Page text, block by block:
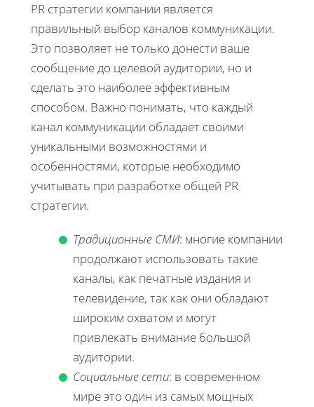
PR стратегии компании является
правильный выбор каналов коммуникации.
Это позволяет не только донести ваше
сообщение до целевой аудитории, но и
сделать это наиболее эффективным
способом. Важно понимать, что каждый
канал коммуникации обладает своими
уникальными возможностями и
особенностями, которые необходимо
учитывать при разработке общей PR
стратегии.
Традиционные СМИ: многие компании
продолжают использовать такие
каналы, как печатные издания и
телевидение, так как они обладают
широким охватом и могут
привлекать внимание большой
аудитории.
Социальные сети: в современном
мире это один из самых мощных